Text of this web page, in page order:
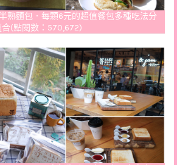
熟麵包．每顆6元的超值餐包多種吃法分
(點閱數：570,672)